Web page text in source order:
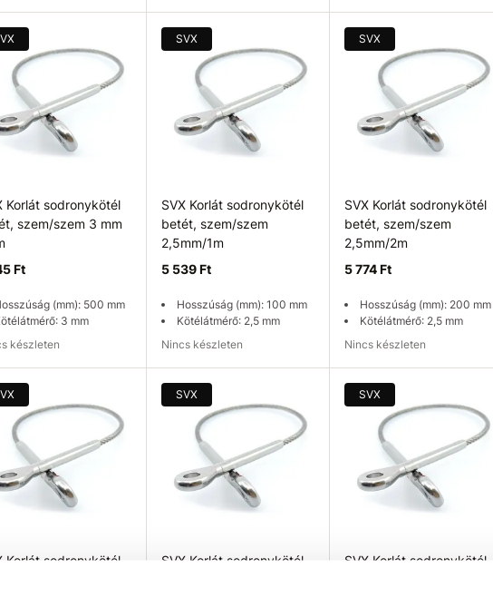
ellenőrzése Elérhetőség ellenőrzése Elérhetőség ellenőrzése
Korlát sodronykötél
szem/szem 3 mm
Ft
(mm): 500 mm
3 mm
készleten
ellenőrzése
SVX
SVX Korlát sodronykötél
betét, szem/szem
2,5mm/1m
5 539 Ft
Hosszúság (mm): 100 mm
Kötélátmérő: 2,5 mm
Nincs készleten
Elérhetőség ellenőrzése
SVX
SVX Korlát sodronykötél
betét, szem/szem
2,5mm/2m
5 774 Ft
Hosszúság (mm): 200 mm
Kötélátmérő: 2,5 mm
Nincs készleten
Elérhetőség ellenőrzése
Korlát sodronykötél
SVX
SVX Korlát sodronykötél
SVX
SVX Korlát sodronykötél